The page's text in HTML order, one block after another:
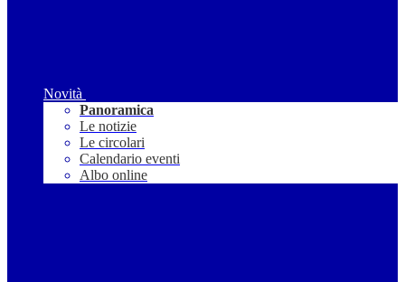
Novità
Panoramica
Le notizie
Le circolari
Calendario eventi
Albo online